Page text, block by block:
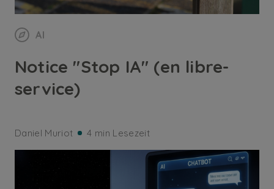
AI
Notice "Stop IA" (en libre-
service)
Daniel Muriot 4 min Lesezeit